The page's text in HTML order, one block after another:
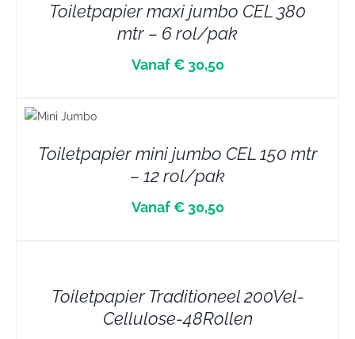
Toiletpapier maxi jumbo CEL 380
mtr – 6 rol/pak
Vanaf € 30,50
Toiletpapier mini jumbo CEL 150 mtr
– 12 rol/pak
Vanaf € 30,50
Toiletpapier Traditioneel 200Vel-
Cellulose-48Rollen